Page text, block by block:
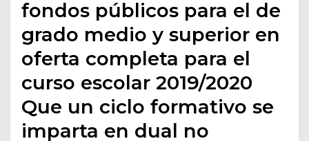
fondos públicos para el de
grado medio y superior en
oferta completa para el
curso escolar 2019/2020
Que un ciclo formativo se
imparta en dual no